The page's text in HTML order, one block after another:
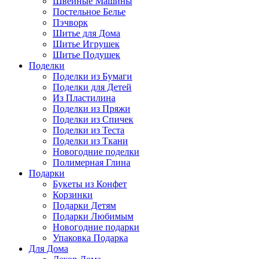
Постельное Белье
Пэчворк
Шитье для Дома
Шитье Игрушек
Шитье Подушек
Поделки
Поделки из Бумаги
Поделки для Детей
Из Пластилина
Поделки из Пряжи
Поделки из Спичек
Поделки из Теста
Поделки из Ткани
Новогодние поделки
Полимерная Глина
Подарки
Букеты из Конфет
Корзинки
Подарки Детям
Подарки Любимым
Новогодние подарки
Упаковка Подарка
Для Дома